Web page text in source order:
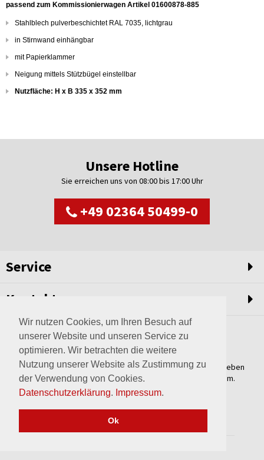
Wir nutzen Cookies, um Ihren Besuch auf
unserer Website und unseren Service zu
optimieren. Wir betrachten die weitere
Nutzung unserer Website als Zustimmung zu
der Verwendung von Cookies.
Datenschutzerklärung. Impressum.
Ok
passend zum Kommissionierwagen Artikel 01600878-885
Stahlblech pulverbeschichtet RAL 7035, lichtgrau
in Stirnwand einhängbar
mit Papierklammer
Neigung mittels Stützbügel einstellbar
Nutzfläche: H x B 335 x 352 mm
Unsere Hotline
Sie erreichen uns von 08:00 bis 17:00 Uhr
+49 02364 50499-0
Service
Kontakt
Weltweit setzen wir unsere Erfahrungswerte und unser Streben
nach innovativen Lösungen in unvergleichliche Anlagen um.
Erfahren Sie mehr über uns.